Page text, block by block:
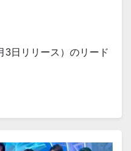
日リリース）のリード